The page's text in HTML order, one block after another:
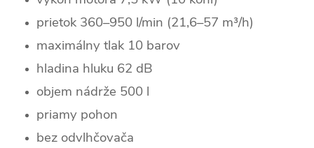
prietok 360–950 l/min (21,6–57 m³/h)
maximálny tlak 10 barov
hladina hluku 62 dB
objem nádrže 500 l
priamy pohon
bez odvlhčovača